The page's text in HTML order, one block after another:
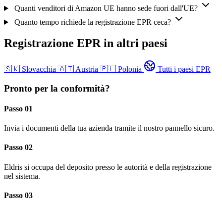
Quanti venditori di Amazon UE hanno sede fuori dall'UE?
Quanto tempo richiede la registrazione EPR ceca?
Registrazione EPR in altri paesi
🇸🇰 Slovacchia 🇦🇹 Austria 🇵🇱 Polonia Tutti i paesi EPR
Pronto per la conformità?
Passo 01
Invia i documenti della tua azienda tramite il nostro pannello sicuro.
Passo 02
Eldris si occupa del deposito presso le autorità e della registrazione
nel sistema.
Passo 03